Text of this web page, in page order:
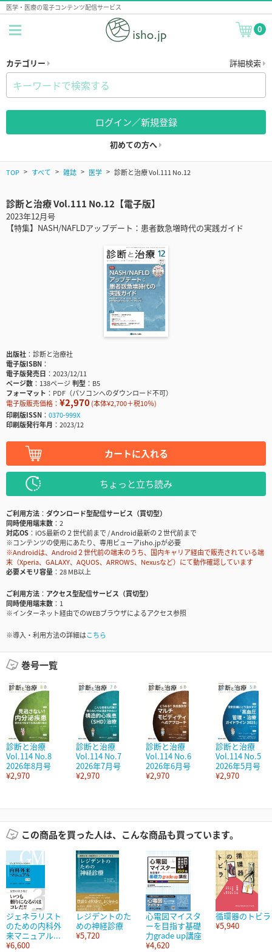
医学・医療の電子コンテンツ配信サービス
0
カテゴリー 詳細検索
ログイン／新規登録
初めての方へ
TOP すべて 雑誌 医学 診断と治療 Vol.111 No.12
診断と治療 Vol.111 No.12【電子版】
2023年12月号
【特集】NASH/NAFLDアップデート：患者数急増時代の実践ガイド
出版社
診断と治療社
電子版ISBN
電子版発売日
2023/12/11
ページ数
138ページ判型
B5
フォーマット
PDF（パソコンへのダウンロード不可）
電子版販売価格： ¥2,970(本体¥2,700＋税10％)
印刷版ISSN
0370-999X
印刷版発行年月
2023/12
カートに入れる
ちょっと立ち読み
ご利用方法
ダウンロード型配信サービス（買切型）
同時使用端末数
2
対応OS
iOS最新の２世代前まで / Android最新の２世代前まで
※コンテンツの使用にあたり、専用ビューアisho.jpが必要
※Androidは、Android２世代前の端末のうち、国内キャリア経由で販売されている端
末（Xperia、GALAXY、AQUOS、ARROWS、Nexusなど）にて動作確認しています
必要メモリ容量
28 MB以上
ご利用方法
アクセス型配信サービス（買切型）
同時使用端末数
1
※インターネット経由でのWEBブラウザによるアクセス参照
※導入・利用方法の詳細はこちら
巻号一覧
診断と治療
Vol.114 No.8
2026年8月号
¥2,970
診断と治療
Vol.114 No.7
2026年7月号
¥2,970
診断と治療
Vol.114 No.6
2026年6月号
¥2,970
診断と治療
Vol.114 No.5
2026年5月号
¥2,970
この商品を買った人は、こんな商品も買っています。
ジェネラリスト
のための内科外
来マニュアル...
¥6,600
レジデントのた
めの神経診療
¥5,720
心電図マイスタ
ーを目指す基礎
力grade up講座
¥4,620
循環器のトビラ
¥5,940